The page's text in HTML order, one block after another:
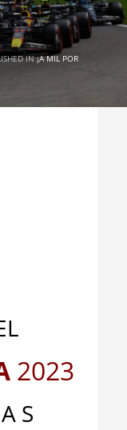
IN¡A MIL POR
2023
S